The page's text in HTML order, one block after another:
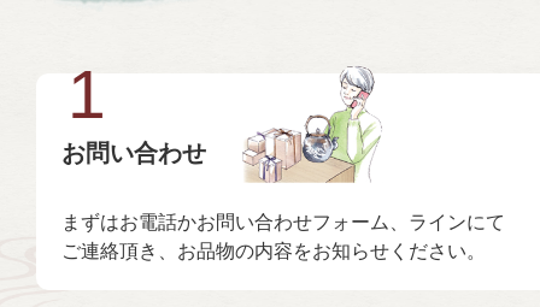
1
お問い合わせ
まずはお電話かお問い合わせフォーム、ラインにて
ご連絡頂き、お品物の内容をお知らせください。